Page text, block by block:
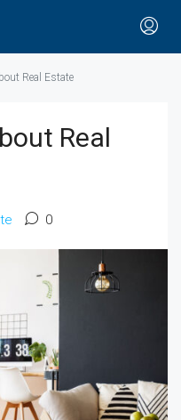
Real Estate
Real
0